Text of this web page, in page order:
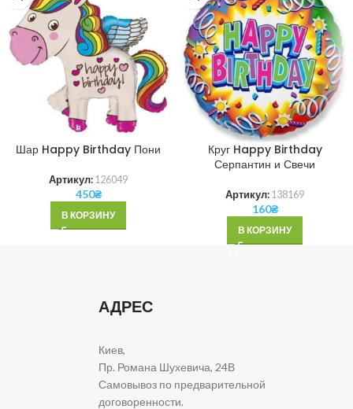
Шар Happy Birthday Пони
Артикул: 126049
450₴
В КОРЗИНУ
Круг Happy Birthday
Серпантин и Свечи
Артикул: 138169
160₴
В КОРЗИНУ
АДРЕС
Киев,
Пр. Романа Шухевича, 24В
Самовывоз по предварительной
договоренности.